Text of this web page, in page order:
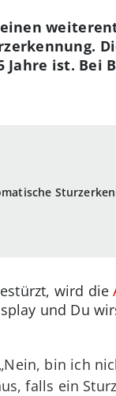
ist. Bei
wird die
und Du
bin ich
falls ein